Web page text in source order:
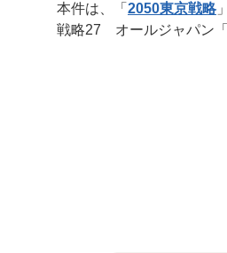
本件は、「 2050東京戦略
戦略27 オールジャパン「